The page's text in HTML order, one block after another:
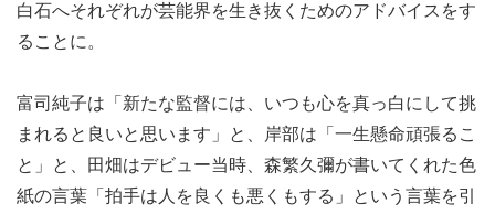
白石へそれぞれが芸能界を生き抜くためのアドバイスをす
ることに。
富司純子は「新たな監督には、いつも心を真っ白にして挑
まれると良いと思います」と、岸部は「一生懸命頑張るこ
と」と、田畑はデビュー当時、森繁久彌が書いてくれた色
紙の言葉「拍手は人を良くも悪くもする」という言葉を引